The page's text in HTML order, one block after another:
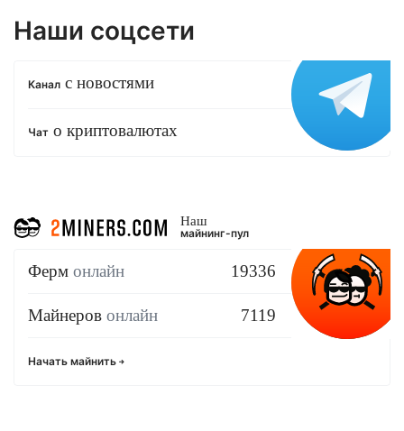
Наши соцсети
Канал с новостями
Чат о криптовалютах
Наш
майнинг-пул
Ферм онлайн 19336
Майнеров онлайн 7119
Начать майнить